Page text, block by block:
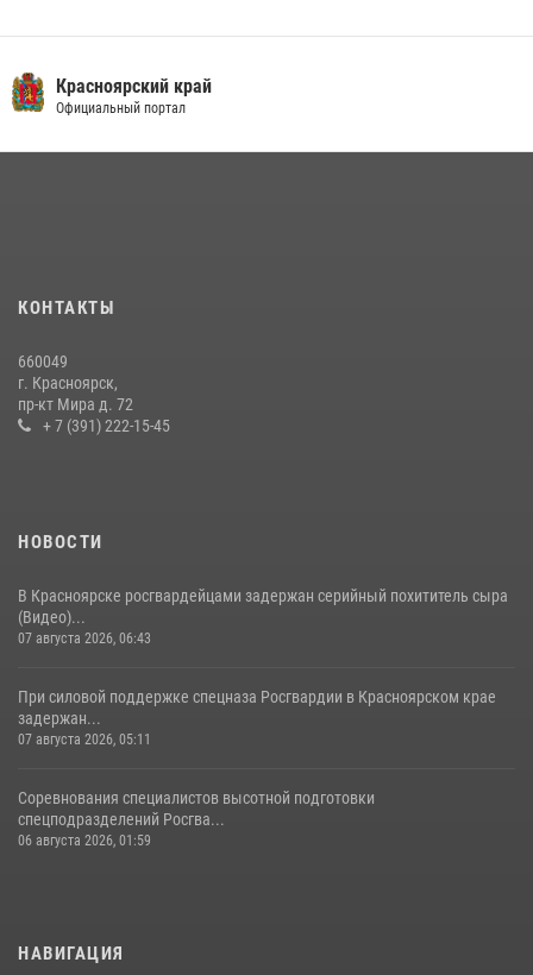
Железногорские росгвардецы получили в руки легендарное оружие
Красноярскому краю.
10 июля 2026, 06:21
Красноярский край
Официальный портал
КОНТАКТЫ
660049
г. Красноярск,
пр-кт Мира д. 72
+ 7 (391) 222-15-45
НОВОСТИ
В Красноярске росгвардейцами задержан серийный похититель сыра
(Видео)...
07 августа 2026, 06:43
При силовой поддержке спецназа Росгвардии в Красноярском крае
задержан...
07 августа 2026, 05:11
Соревнования специалистов высотной подготовки
спецподразделений Росгва...
06 августа 2026, 01:59
НАВИГАЦИЯ